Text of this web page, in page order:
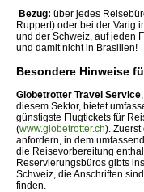
Bezug: über jedes
Ruppert) oder bei der Varig
und der Schweiz, auf jeden
und damit nicht in Brasilien!
Besondere Hinweise
Globetrotter Travel Service
diesem Sektor, bietet
günstigste Flugtickets für
(www.globetrotter.ch).
anfordern, in dem
die Reisevorbereitung
Reservierungsbüros gibts
Schweiz, die Anschriften
finden.